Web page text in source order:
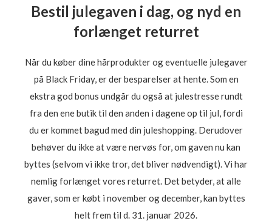
Bestil julegaven i dag, og nyd en
forlænget returret
Når du køber dine hårprodukter og eventuelle julegaver
på Black Friday, er der besparelser at hente. Som en
ekstra god bonus undgår du også at julestresse rundt
fra den ene butik til den anden i dagene op til jul, fordi
du er kommet bagud med din juleshopping. Derudover
behøver du ikke at være nervøs for, om gaven nu kan
byttes (selvom vi ikke tror, det bliver nødvendigt). Vi har
nemlig forlænget vores returret. Det betyder, at alle
gaver, som er købt i november og december, kan byttes
helt frem til d. 31. januar 2026.